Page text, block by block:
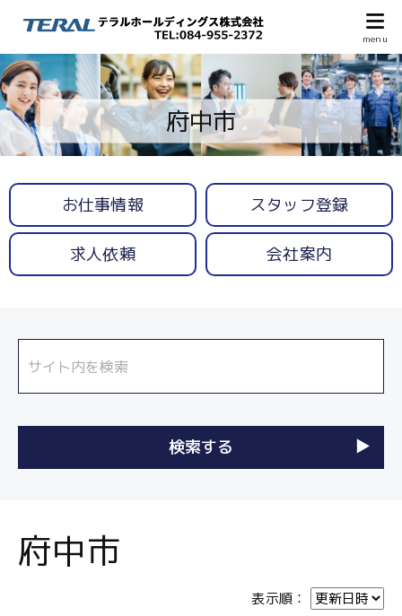
府中市
お仕事情報 スタッフ登録
求人依頼 会社案内
府中市
表示順：